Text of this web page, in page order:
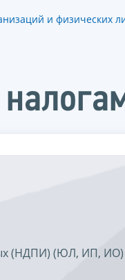
и физических
(НДПИ) (ЮЛ, ИП, ИО)